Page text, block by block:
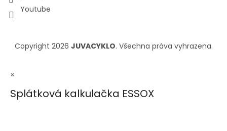
Youtube
Copyright 2026 JUVACYKLO. Všechna práva vyhrazena.
×
Splátková kalkulačka ESSOX